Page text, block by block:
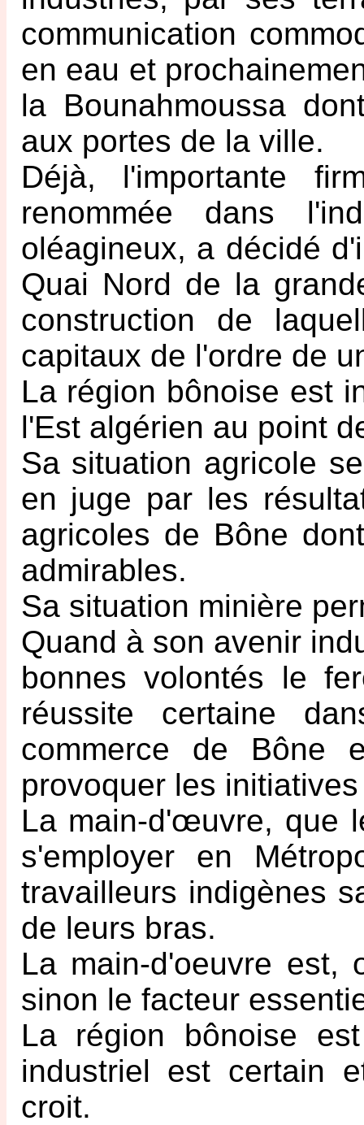
communication
en eau et
la Bounahmoussa
aux portes de la ville.
Déjà, l'importante
renommée dans
oléagineux, a décidé
Quai Nord de la
construction de
capitaux de l'ordre de
La région bônoise est
l'Est algérien au point
Sa situation agricole
en juge par les
agricoles de Bône
admirables.
Sa situation minière
Quand à son avenir
bonnes volontés le
réussite certaine
commerce de
provoquer les
La main-d'œuvre, que
s'employer en
travailleurs indigènes
de leurs bras.
La main-d'oeuvre est,
sinon le facteur
La région bônoise
industriel est certain
croit.